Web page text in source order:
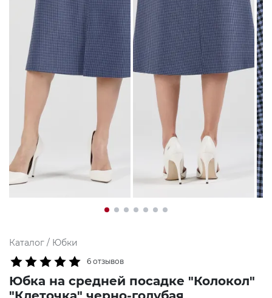
Каталог / Юбки
6 отзывов
Юбка на средней посадке "Колокол"